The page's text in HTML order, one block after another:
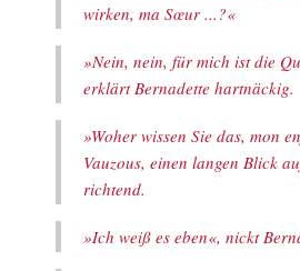
wirken, ma Sœur ...?«
»Nein, nein, für mich ist die
erklärt Bernadette hartnäckig.
»Woher wissen Sie das, mon
Vauzous, einen langen Blick
richtend.
»Ich weiß es eben«, nickt